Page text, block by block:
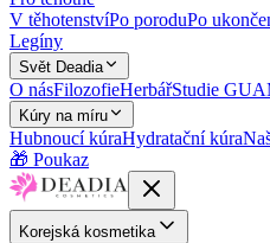
V těhotenstvíPo poroduPo
Legíny
Svět Deadia
O násFilozofieHerbářStudie
Kúry na míru
Hubnoucí kúraHydratační kúra
🎁 Poukaz
Korejská kosmetika